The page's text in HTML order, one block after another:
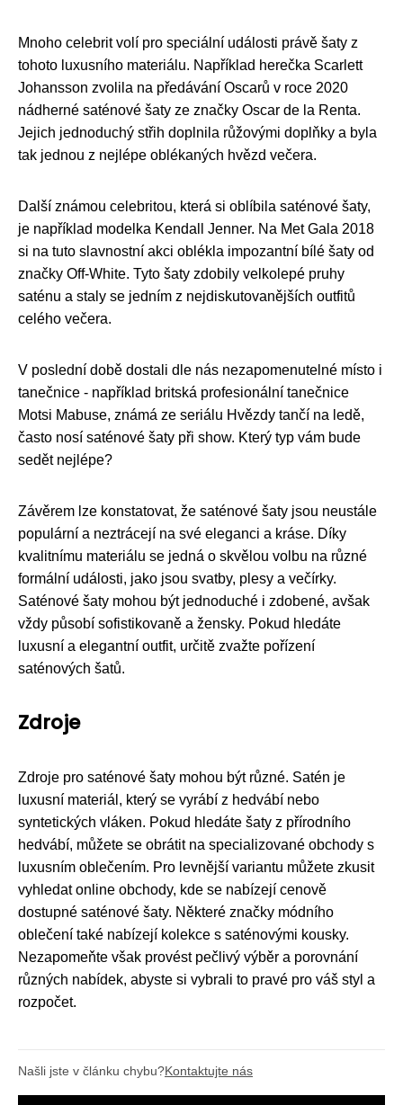
Mnoho celebrit volí pro speciální události právě šaty z
tohoto luxusního materiálu. Například herečka Scarlett
Johansson zvolila na předávání Oscarů v roce 2020
nádherné saténové šaty ze značky Oscar de la Renta.
Jejich jednoduchý střih doplnila růžovými doplňky a byla
tak jednou z nejlépe oblékaných hvězd večera.
Další známou celebritou, která si oblíbila saténové šaty,
je například modelka Kendall Jenner. Na Met Gala 2018
si na tuto slavnostní akci oblékla impozantní bílé šaty od
značky Off-White. Tyto šaty zdobily velkolepé pruhy
saténu a staly se jedním z nejdiskutovanějších outfitů
celého večera.
V poslední době dostali dle nás nezapomenutelné místo i
tanečnice - například britská profesionální tanečnice
Motsi Mabuse, známá ze seriálu Hvězdy tančí na ledě,
často nosí saténové šaty při show. Který typ vám bude
sedět nejlépe?
Závěrem lze konstatovat, že saténové šaty jsou neustále
populární a neztrácejí na své eleganci a kráse. Díky
kvalitnímu materiálu se jedná o skvělou volbu na různé
formální události, jako jsou svatby, plesy a večírky.
Saténové šaty mohou být jednoduché i zdobené, avšak
vždy působí sofistikovaně a žensky. Pokud hledáte
luxusní a elegantní outfit, určitě zvažte pořízení
saténových šatů.
Zdroje
Zdroje pro saténové šaty mohou být různé. Satén je
luxusní materiál, který se vyrábí z hedvábí nebo
syntetických vláken. Pokud hledáte šaty z přírodního
hedvábí, můžete se obrátit na specializované obchody s
luxusním oblečením. Pro levnější variantu můžete zkusit
vyhledat online obchody, kde se nabízejí cenově
dostupné saténové šaty. Některé značky módního
oblečení také nabízejí kolekce s saténovými kousky.
Nezapomeňte však provést pečlivý výběr a porovnání
různých nabídek, abyste si vybrali to pravé pro váš styl a
rozpočet.
Našli jste v článku chybu?Kontaktujte nás